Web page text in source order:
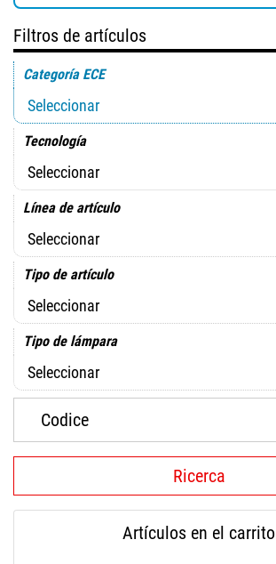
Filtros de artículos
Categoría ECE
Tecnología
Línea de artículo
Tipo de artículo
Tipo de lámpara
Artículos en el carrito